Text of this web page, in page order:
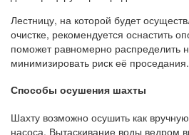
Лестницу, на которой будет
очистке, рекомендуется оснастить
поможет равномерно распределить
минимизировать риск её проседания.
Способы осушения шахты
Шахту возможно осушить как
насоса. Вытаскивание воды ведром